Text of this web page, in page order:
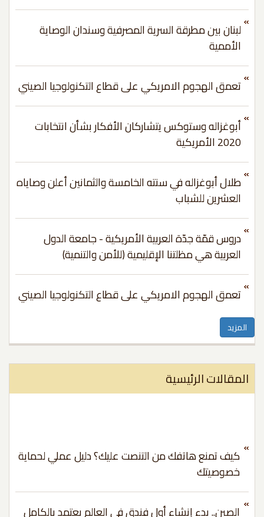
لبنان بين مطرقة السرية المصرفية وسندان الوصاية
الأممية
تعمق الهجوم الامريكي على قطاع التكنولوجيا الصيني
أبوغزاله وستوكس يتشاركان الأفكار بشأن انتخابات
2020 الأمريكية
طلال أبوغزاله في سنته الخامسة والثمانين أعلن وصاياه
العشرين للشباب
دروس قمّة جدّة العربية الأمريكية - جامعة الدول
العربية هي مظلتنا الإقليمية (للأمن والتنمية)
تعمق الهجوم الامريكي على قطاع التكنولوجيا الصيني
الرئيسية
كيف تمنع هاتفك من التنصت عليك؟ دليل عملي لحماية
خصوصيتك
الصين.. بدء إنشاء أول فندق في العالم يعتمد بالكامل